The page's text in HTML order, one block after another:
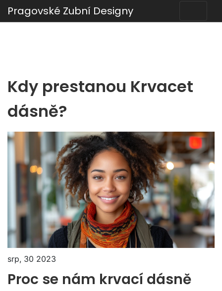
Pragovské Zubní Designy
Kdy prestanou Krvacet
dásně?
srp, 30 2023
Proc se nám krvací dásně